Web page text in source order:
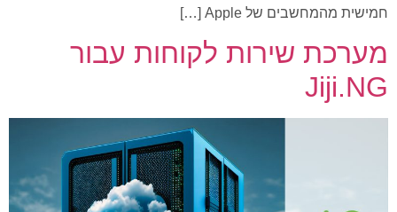
חמישית מהמחשבים של Apple […]
מערכת שירות לקוחות עבור
Jiji.NG